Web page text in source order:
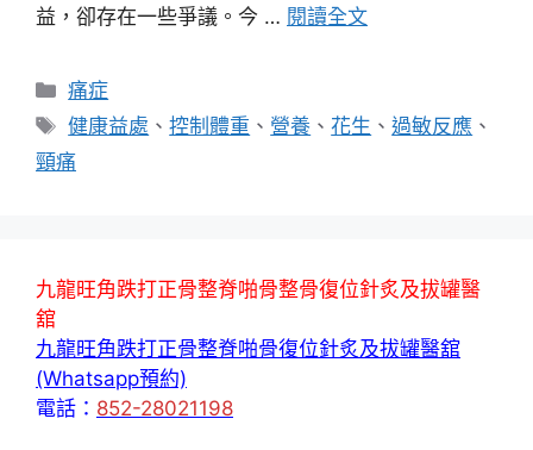
益，卻存在一些爭議。今 … 閱讀全文
分
類
痛症
標
籤
健康益處 、控制體重 、 營養 、花生 、過敏反應 、
頸痛
九龍旺角跌打正骨整脊啪骨整骨復位針炙及拔罐醫
舘
九龍旺角跌打正骨整脊啪骨復位針炙及拔罐醫舘
(Whatsapp預約)
電話： 852-28021198